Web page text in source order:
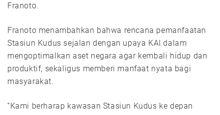
Franoto.
Franoto menambahkan bahwa rencana pemanfaatan
Stasiun Kudus sejalan dengan upaya KAI dalam
mengoptimalkan aset negara agar kembali hidup dan
produktif, sekaligus memberi manfaat nyata bagi
masyarakat.
“Kami berharap kawasan Stasiun Kudus ke depan